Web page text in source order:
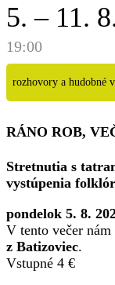
5. – 11.
19:00
rozhovory a hudobné
RÁNO ROB,
Stretnutia s
vystúpenia
pondelok 5. 8.
V tento večer nám
z Batizoviec.
Vstupné 4 €